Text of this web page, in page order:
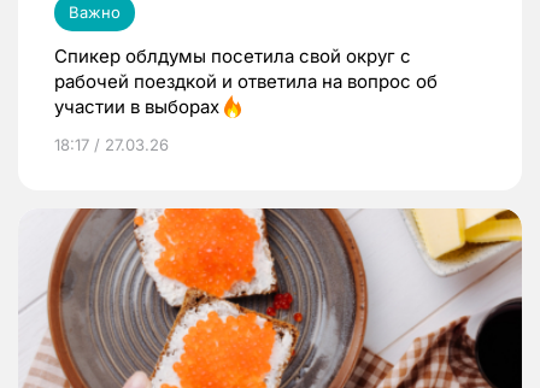
Важно
Спикер облдумы посетила свой округ с
рабочей поездкой и ответила на вопрос об
участии в выборах
18:17 / 27.03.26